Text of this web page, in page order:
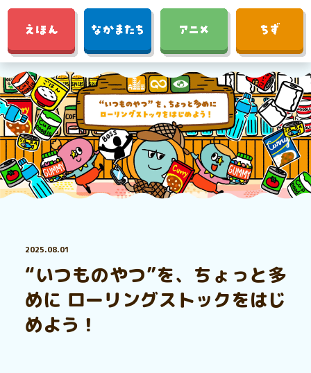
2025.08.01
“いつものやつ”を、ちょっと多
めに ローリングストックをはじ
めよう！